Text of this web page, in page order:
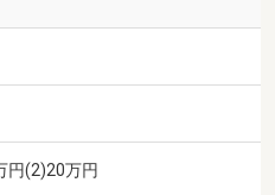
円(2)20万円